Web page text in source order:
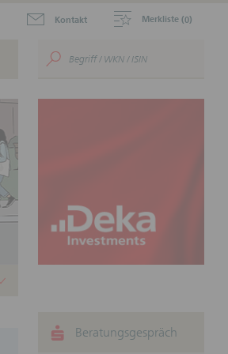
Kontakt Merkliste (0)
Beratungsgespräch